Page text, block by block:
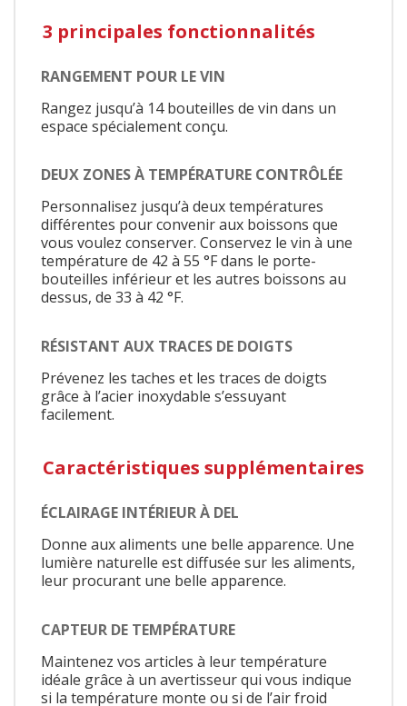
3 principales fonctionnalités
RANGEMENT POUR LE VIN
Rangez jusqu’à 14 bouteilles de vin dans un
espace spécialement conçu.
DEUX ZONES À TEMPÉRATURE CONTRÔLÉE
Personnalisez jusqu’à deux températures
différentes pour convenir aux boissons que
vous voulez conserver. Conservez le vin à une
température de 42 à 55 °F dans le porte-
bouteilles inférieur et les autres boissons au
dessus, de 33 à 42 °F.
RÉSISTANT AUX TRACES DE DOIGTS
Prévenez les taches et les traces de doigts
grâce à l’acier inoxydable s’essuyant
facilement.
Caractéristiques supplémentaires
ÉCLAIRAGE INTÉRIEUR À DEL
Donne aux aliments une belle apparence. Une
lumière naturelle est diffusée sur les aliments,
leur procurant une belle apparence.
CAPTEUR DE TEMPÉRATURE
Maintenez vos articles à leur température
idéale grâce à un avertisseur qui vous indique
si la température monte ou si de l’air froid